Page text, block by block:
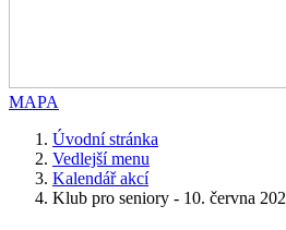
MAPA
Úvodní stránka
Vedlejší menu
Kalendář akcí
Klub pro seniory - 10. června